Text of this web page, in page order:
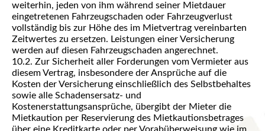
weiterhin, jeden von ihm während seiner Mietdauer
eingetretenen Fahrzeugschaden oder Fahrzeugverlust
vollständig bis zur Höhe des im Mietvertrag vereinbarten
Zeitwertes zu ersetzen. Leistungen einer Versicherung
werden auf diesen Fahrzeugschaden angerechnet.
10.2. Zur Sicherheit aller Forderungen vom Vermieter aus
diesem Vertrag, insbesondere der Ansprüche auf die
Kosten der Versicherung einschließlich des Selbstbehaltes
sowie alle Schadensersatz- und
Kostenerstattungsansprüche, übergibt der Mieter die
Mietkaution per Reservierung des Mietkautionsbetrages